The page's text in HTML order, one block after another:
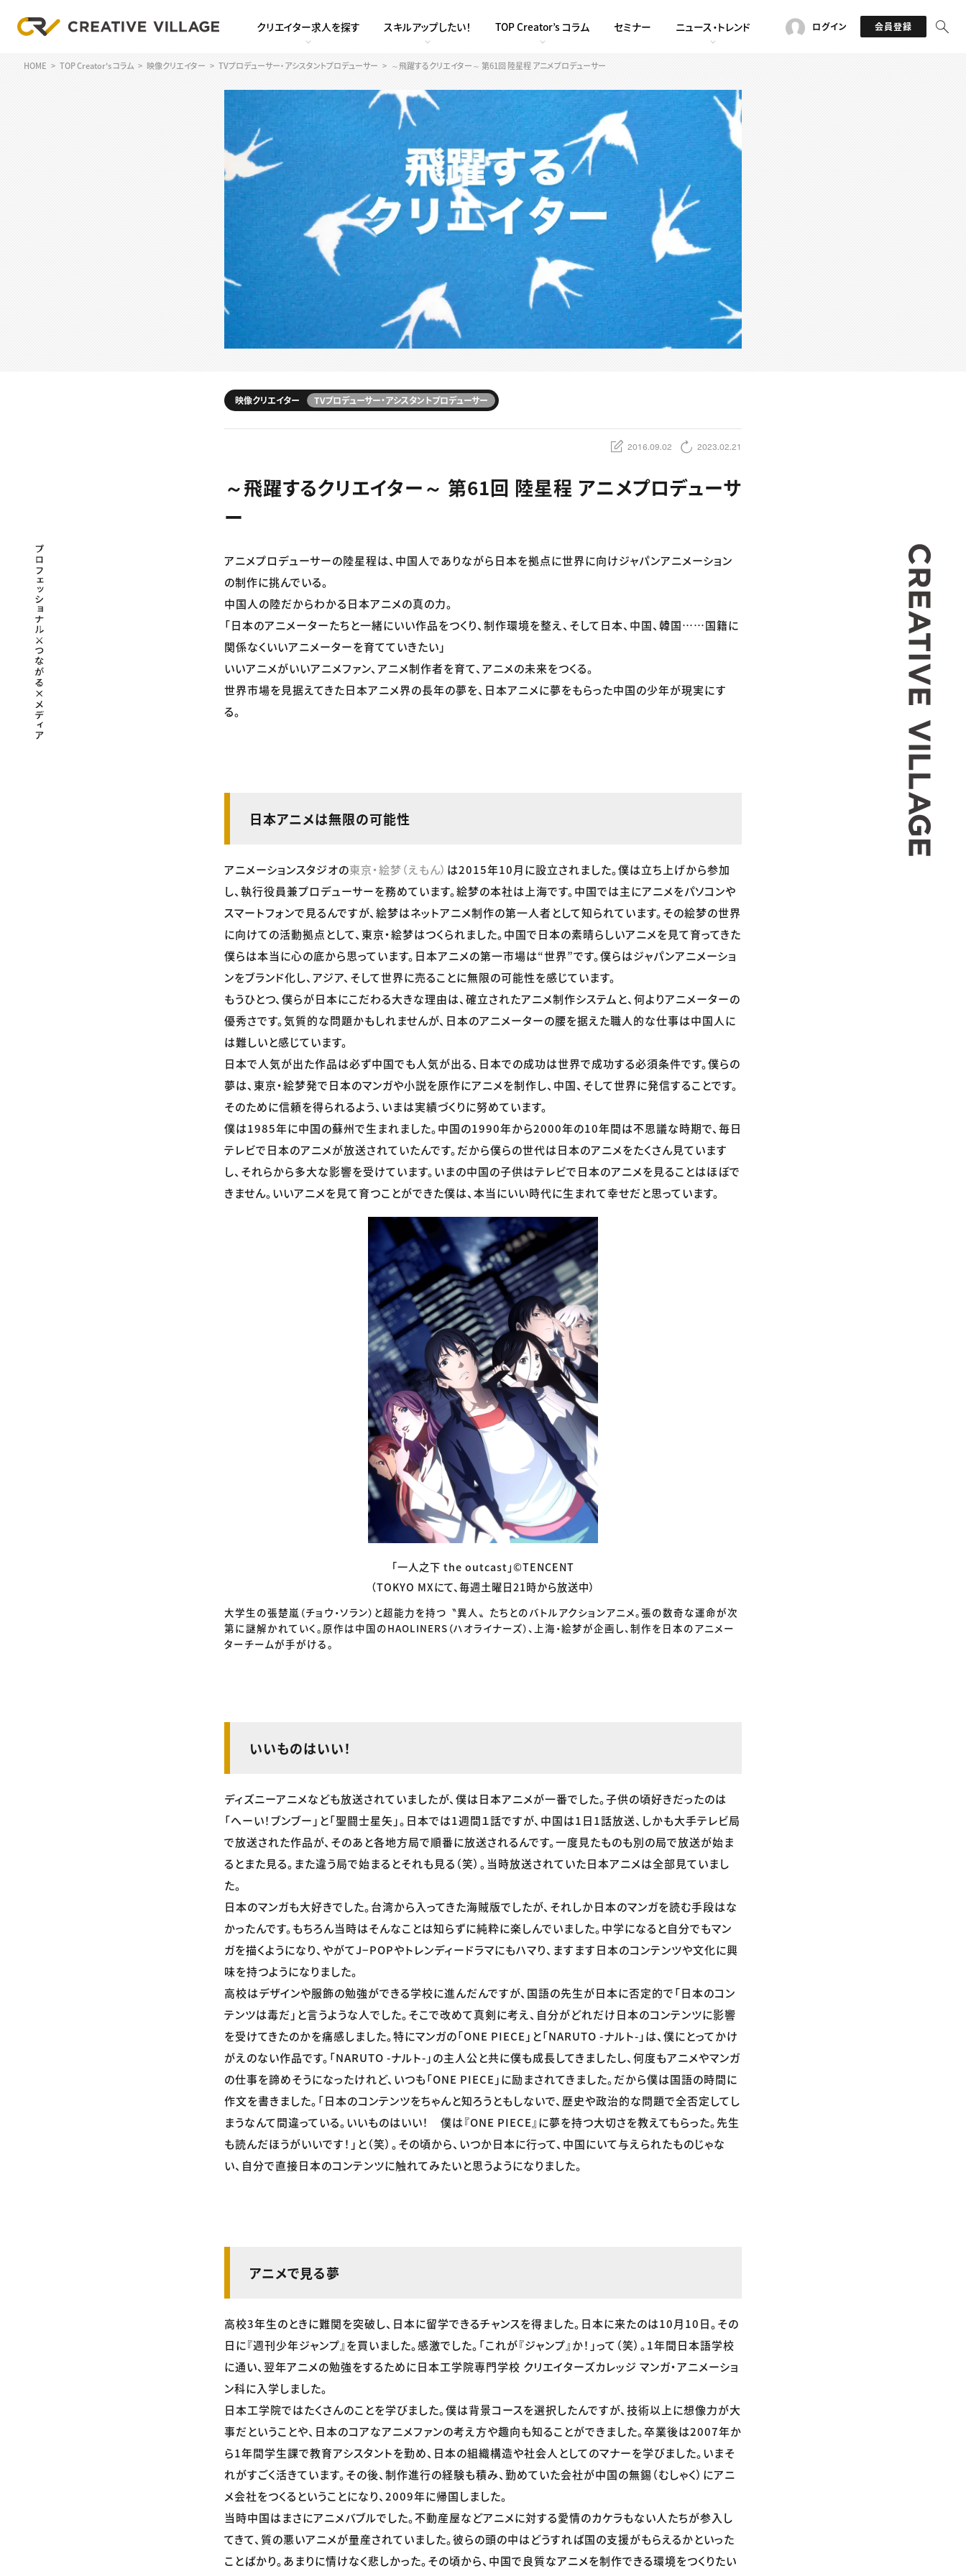
クリエイター求人を探す スキルアップしたい！ TOP Creator’s コラム セミナー ニュース・トレンド ログイン 会員登録
HOME TOP Creator's コラム 映像クリエイター TVプロデューサー・アシスタントプロデューサー ～飛躍するクリエイター～ 第61回 陸星程 アニメプロデューサー
映像クリエイター TVプロデューサー・アシスタントプロデューサー
2016.09.02 2023.02.21
～飛躍するクリエイター～ 第61回 陸星程 アニメプロデューサ
ー
アニメプロデューサーの陸星程は、中国人でありながら日本を拠点に世界に向けジャパンアニメーション
の制作に挑んでいる。
中国人の陸だからわかる日本アニメの真の力。
「日本のアニメーターたちと一緒にいい作品をつくり、制作環境を整え、そして日本、中国、韓国……国籍に
関係なくいいアニメーターを育てていきたい」
いいアニメがいいアニメファン、アニメ制作者を育て、アニメの未来をつくる。
世界市場を見据えてきた日本アニメ界の長年の夢を、日本アニメに夢をもらった中国の少年が現実にす
る。
日本アニメは無限の可能性
アニメーションスタジオの東京・絵梦（えもん） は2015年10月に設立されました。僕は立ち上げから参加
し、執行役員兼プロデューサーを務めています。絵梦の本社は上海です。中国では主にアニメをパソコンや
スマートフォンで見るんですが、絵梦はネットアニメ制作の第一人者として知られています。その絵梦の世界
に向けての活動拠点として、東京・絵梦はつくられました。中国で日本の素晴らしいアニメを見て育ってきた
僕らは本当に心の底から思っています。日本アニメの第一市場は“世界”です。僕らはジャパンアニメーショ
ンをブランド化し、アジア、そして世界に売ることに無限の可能性を感じています。
もうひとつ、僕らが日本にこだわる大きな理由は、確立されたアニメ制作システムと、何よりアニメーターの
優秀さです。気質的な問題かもしれませんが、日本のアニメーターの腰を据えた職人的な仕事は中国人に
は難しいと感じています。
日本で人気が出た作品は必ず中国でも人気が出る、日本での成功は世界で成功する必須条件です。僕らの
夢は、東京・絵梦発で日本のマンガや小説を原作にアニメを制作し、中国、そして世界に発信することです。
そのために信頼を得られるよう、いまは実績づくりに努めています。
僕は1985年に中国の蘇州で生まれました。中国の1990年から2000年の10年間は不思議な時期で、毎日
テレビで日本のアニメが放送されていたんです。だから僕らの世代は日本のアニメをたくさん見ています
し、それらから多大な影響を受けています。いまの中国の子供はテレビで日本のアニメを見ることはほぼで
きません。いいアニメを見て育つことができた僕は、本当にいい時代に生まれて幸せだと思っています。
「一人之下 the outcast」©TENCENT
（TOKYO MXにて、毎週土曜日21時から放送中）
大学生の張楚嵐（チョウ・ソラン）と超能力を持つ〝異人〟たちとのバトルアクションアニメ。張の数奇な運命が次
第に謎解かれていく。原作は中国のHAOLINERS（ハオライナーズ）、上海・絵梦が企画し、制作を日本のアニメー
ターチームが手がける。
いいものはいい！
ディズニーアニメなども放送されていましたが、僕は日本アニメが一番でした。子供の頃好きだったのは
「へーい！ブンブー」と「聖闘士星矢」。日本では1週間１話ですが、中国は1日1話放送、しかも大手テレビ局
で放送された作品が、そのあと各地方局で順番に放送されるんです。一度見たものも別の局で放送が始ま
るとまた見る。また違う局で始まるとそれも見る（笑）。当時放送されていた日本アニメは全部見ていまし
た。
日本のマンガも大好きでした。台湾から入ってきた海賊版でしたが、それしか日本のマンガを読む手段はな
かったんです。もちろん当時はそんなことは知らずに純粋に楽しんでいました。中学になると自分でもマン
ガを描くようになり、やがてJ−POPやトレンディードラマにもハマり、ますます日本のコンテンツや文化に興
味を持つようになりました。
高校はデザインや服飾の勉強ができる学校に進んだんですが、国語の先生が日本に否定的で「日本のコン
テンツは毒だ」と言うような人でした。そこで改めて真剣に考え、自分がどれだけ日本のコンテンツに影響
を受けてきたのかを痛感しました。特にマンガの「ONE PIECE」と「NARUTO -ナルト-」は、僕にとってかけ
がえのない作品です。「NARUTO -ナルト-」の主人公と共に僕も成長してきましたし、何度もアニメやマンガ
の仕事を諦めそうになったけれど、いつも「ONE PIECE」に励まされてきました。だから僕は国語の時間に
作文を書きました。「日本のコンテンツをちゃんと知ろうともしないで、歴史や政治的な問題で全否定してし
まうなんて間違っている。いいものはいい！ 僕は『ONE PIECE』に夢を持つ大切さを教えてもらった。先生
も読んだほうがいいです！」と（笑）。その頃から、いつか日本に行って、中国にいて与えられたものじゃな
い、自分で直接日本のコンテンツに触れてみたいと思うようになりました。
アニメで見る夢
高校3年生のときに難関を突破し、日本に留学できるチャンスを得ました。日本に来たのは10月10日。その
日に『週刊少年ジャンプ』を買いました。感激でした。「これが『ジャンプ』か！」って（笑）。1年間日本語学校
に通い、翌年アニメの勉強をするために日本工学院専門学校 クリエイターズカレッジ マンガ・アニメーショ
ン科に入学しました。
日本工学院ではたくさんのことを学びました。僕は背景コースを選択したんですが、技術以上に想像力が大
事だということや、日本のコアなアニメファンの考え方や趣向も知ることができました。卒業後は2007年か
ら1年間学生課で教育アシスタントを勤め、日本の組織構造や社会人としてのマナーを学びました。いまそ
れがすごく活きています。その後、制作進行の経験も積み、勤めていた会社が中国の無錫（むしゃく）にアニ
メ会社をつくるということになり、2009年に帰国しました。
当時中国はまさにアニメバブルでした。不動産屋などアニメに対する愛情のカケラもない人たちが参入し
てきて、質の悪いアニメが量産されていました。彼らの頭の中はどうすれば国の支援がもらえるかといった
ことばかり。あまりに情けなく悲しかった。その頃から、中国で良質なアニメを制作できる環境をつくりたい